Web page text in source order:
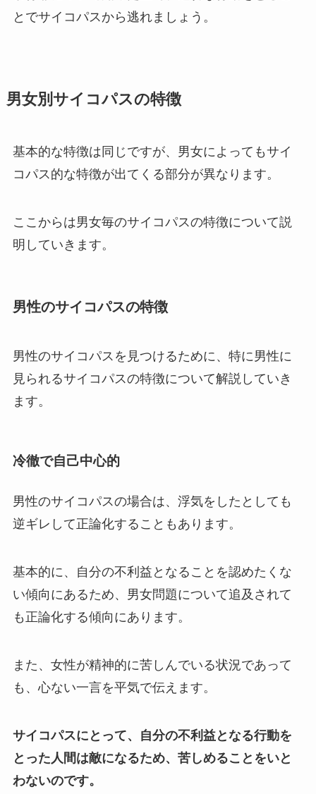
とでサイコパスから逃れましょう。
男女別サイコパスの特徴
基本的な特徴は同じですが、男女によってもサイ
コパス的な特徴が出てくる部分が異なります。
ここからは男女毎のサイコパスの特徴について説
明していきます。
男性のサイコパスの特徴
男性のサイコパスを見つけるために、特に男性に
見られるサイコパスの特徴について解説していき
ます。
冷徹で自己中心的
男性のサイコパスの場合は、浮気をしたとしても
逆ギレして正論化することもあります。
基本的に、自分の不利益となることを認めたくな
い傾向にあるため、男女問題について追及されて
も正論化する傾向にあります。
また、女性が精神的に苦しんでいる状況であって
も、心ない一言を平気で伝えます。
サイコパスにとって、自分の不利益となる行動を
とった人間は敵になるため、苦しめることをいと
わないのです。